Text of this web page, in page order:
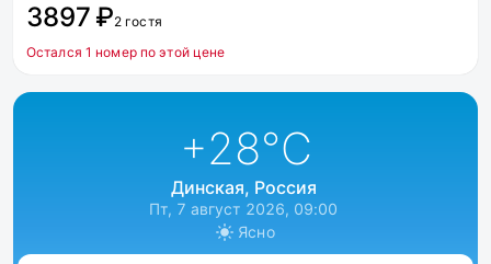
3897 ₽2 гостя
Остался 1 номер по этой цене
+28°C
Динская, Россия
Пт, 7 август 2026, 09:00
Ясно